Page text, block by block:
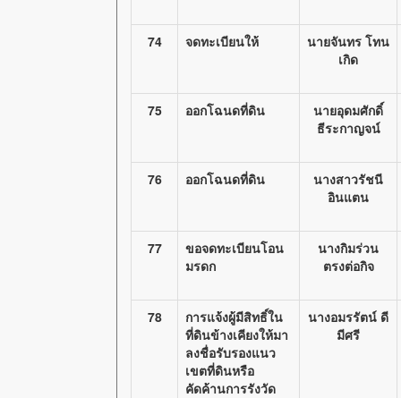
74 จดทะเบียนให้
นายจันทร โทน
เกิด
75 ออกโฉนดที่ดิน
นายอุดมศักดิ์
ธีระกาญจน์
76 ออกโฉนดที่ดิน
นางสาวรัชนี
อินแตน
77
ขอจดทะเบียนโอน
มรดก
นางกิมร่วน
ตรงต่อกิจ
78
การแจ้งผู้มีสิทธิ์ใน
ที่ดินข้างเคียงให้มา
ลงชื่อรับรองแนว
เขตที่ดินหรือ
คัดค้านการรังวัด
นางอมรรัตน์ ดี
มีศรี